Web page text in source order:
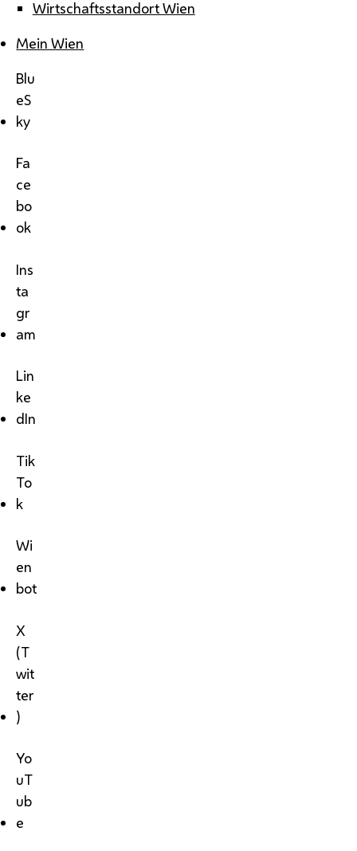
Wirtschaftsstandort Wien
Mein Wien
Blu
eS
ky
Fa
ce
bo
ok
Ins
ta
gr
am
Lin
ke
dIn
Tik
To
k
Wi
en
bot
X
(T
wit
ter
)
Yo
uT
ub
e